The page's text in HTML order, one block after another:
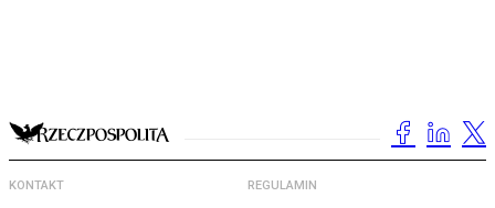
KONTAKT REGULAMIN